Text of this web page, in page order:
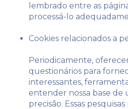
lembrado entre as
processá-lo
Cookies relacionados a
Periodicamente,
questionários para
interessantes,
entender nossa base de
precisão. Essas